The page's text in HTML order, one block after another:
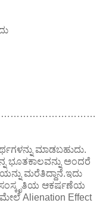
ಮಾಡಬಹುದು.
ಭೂತಕಾಲವನ್ನು ಅಂದರೆ
ಮರೆತಿದ್ದಾನೆ.ಇದು
ಆಕರ್ಷಣೆಯ
Alienation Effect